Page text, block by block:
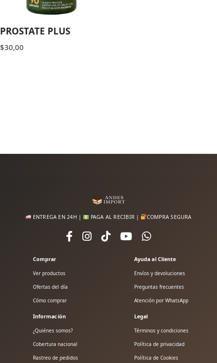
PROSTATE PLUS
$30,00
ENTREGA EN 24H | PAGA AL RECIBIR | COMPRA SEGURA
Comprar
Ver productos
Ofertas del día
Cómo comprar
Ayuda al Cliente
Envíos y devoluciones
Preguntas frecuentes
Atención por WhatsApp
Información
¿Quiénes somos?
Cobertura nacional
Rastreo de pedidos
Legal
Términos y condiciones
Política de privacidad
Política de Cookies